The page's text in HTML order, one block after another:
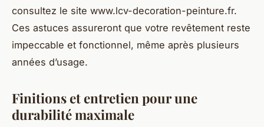
consultez le site www.lcv-decoration-peinture.fr.
Ces astuces assureront que votre revêtement reste
impeccable et fonctionnel, même après plusieurs
années d’usage.
Finitions et entretien pour une
durabilité maximale